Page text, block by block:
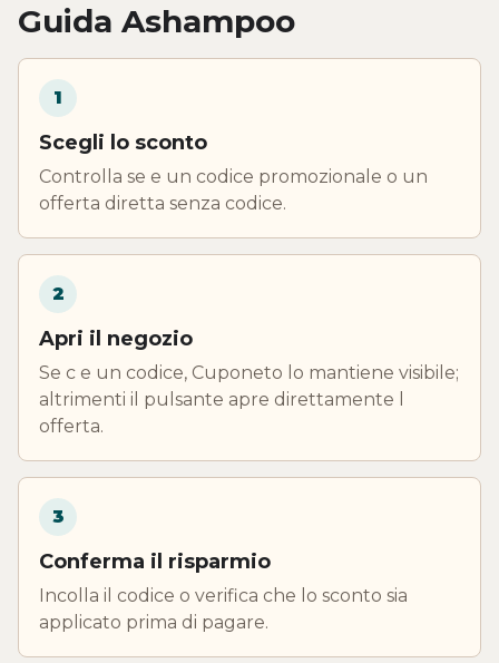
Guida Ashampoo
1
Scegli lo sconto
Controlla se e un codice promozionale o un
offerta diretta senza codice.
2
Apri il negozio
Se c e un codice, Cuponeto lo mantiene visibile;
altrimenti il pulsante apre direttamente l
offerta.
3
Conferma il risparmio
Incolla il codice o verifica che lo sconto sia
applicato prima di pagare.